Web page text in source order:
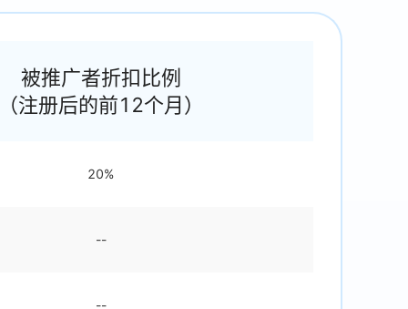
被推广者折扣比例
注册后的前12个月）
20%
--
--